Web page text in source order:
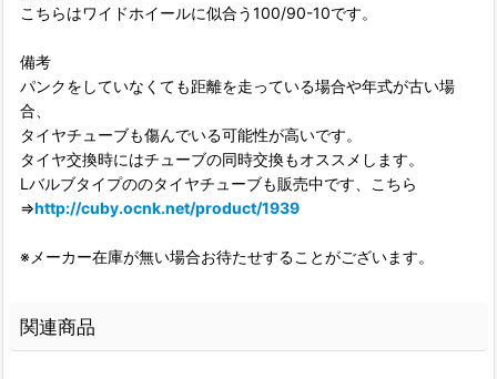
こちらはワイドホイールに似合う100/90-10です。
備考
パンクをしていなくても距離を走っている場合や年式が古い場
合、
タイヤチューブも傷んでいる可能性が高いです。
タイヤ交換時にはチューブの同時交換もオススメします。
Lバルブタイプののタイヤチューブも販売中です、こちら
⇒http://cuby.ocnk.net/product/1939
※メーカー在庫が無い場合お待たせすることがございます。
関連商品